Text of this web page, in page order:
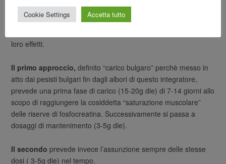
perchè le fonti esogene di creatina non funzionano fin dalla
prima assunzione ma necessitano di incremento delle
loro effetti.
Il primo approccio, definito “carico bulgaro” perchè messo in
atto dai pesisti bulgari fin dagli albori di questo integratore,
prevede una prima fase di carico (15-20g die) di 7-14 giorni allo
scopo di raggiungere la cosiddetta “saturazione muscolare”
delle riserve di fosfocreatina. Successivamente si passa a
dosaggi di mantenimento (3-5g die).
Il secondo prevede invece l’assunzione sempre delle stesse
dosi ( 3-5g die) nel tempo.
Cookie Settings Accetta tutto